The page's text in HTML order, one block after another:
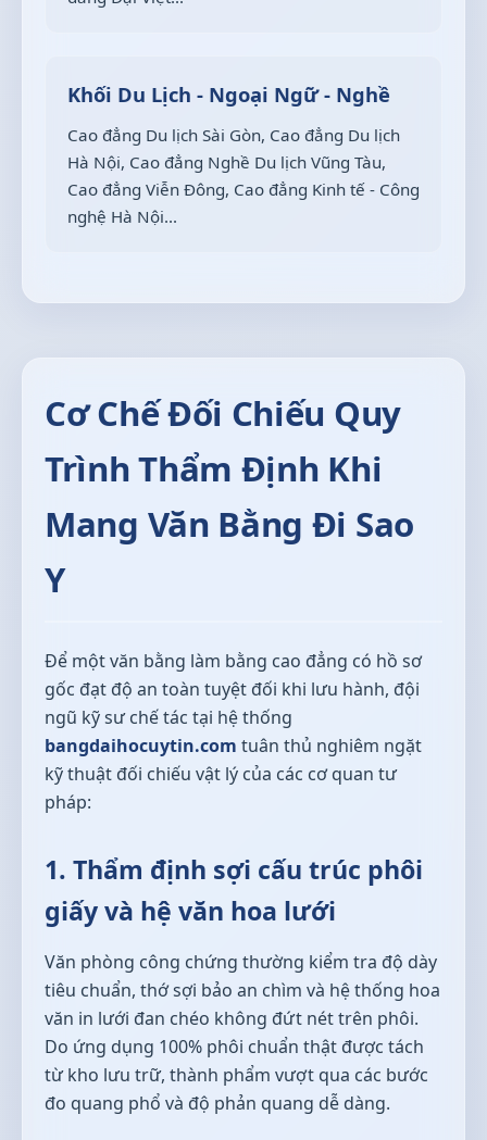
Khối Du Lịch - Ngoại Ngữ - Nghề
Cao đẳng Du lịch Sài Gòn, Cao đẳng Du lịch
Hà Nội, Cao đẳng Nghề Du lịch Vũng Tàu,
Cao đẳng Viễn Đông, Cao đẳng Kinh tế - Công
nghệ Hà Nội...
Cơ Chế Đối Chiếu Quy
Trình Thẩm Định Khi
Mang Văn Bằng Đi Sao
Y
Để một văn bằng làm bằng cao đẳng có hồ sơ
gốc đạt độ an toàn tuyệt đối khi lưu hành, đội
ngũ kỹ sư chế tác tại hệ thống
bangdaihocuytin.com tuân thủ nghiêm ngặt
kỹ thuật đối chiếu vật lý của các cơ quan tư
pháp:
1. Thẩm định sợi cấu trúc phôi
giấy và hệ văn hoa lưới
Văn phòng công chứng thường kiểm tra độ dày
tiêu chuẩn, thớ sợi bảo an chìm và hệ thống hoa
văn in lưới đan chéo không đứt nét trên phôi.
Do ứng dụng 100% phôi chuẩn thật được tách
từ kho lưu trữ, thành phẩm vượt qua các bước
đo quang phổ và độ phản quang dễ dàng.